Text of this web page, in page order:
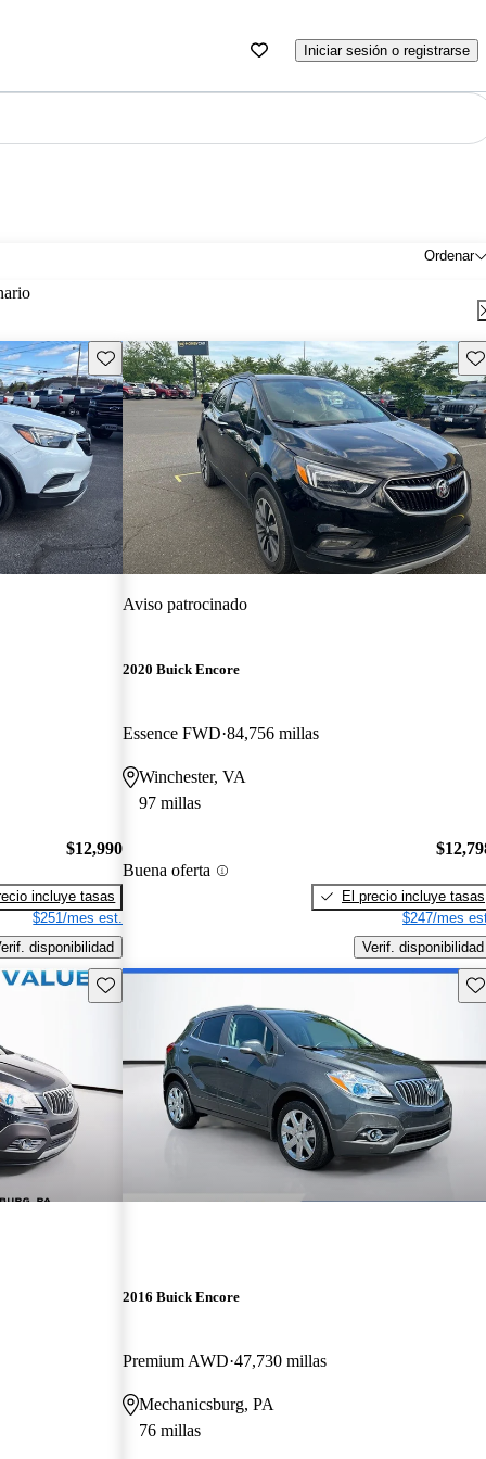
Iniciar sesión o registrarse
Ordenar
Guarda este Aviso
$12,990
incluye tasas
$251/mes est.
disponibilidad
Aviso patrocinado
2020 Buick Encore
Essence FWD 84,756 millas
Winchester, VA
97 millas
Buena oferta
El precio incluye tasas
$247/mes
Verif. disponibilidad
Guarda este Aviso
2016 Buick Encore
Premium AWD 47,730 millas
Mechanicsburg, PA
76 millas